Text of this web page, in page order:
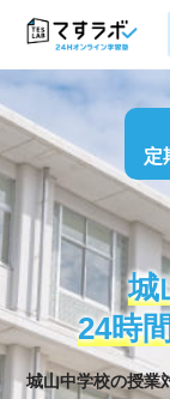
定
城
24時
城山中学校の授業